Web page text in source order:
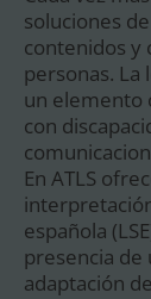
soluciones
contenidos y
personas. La
un elemento
con
En ATLS
española
presencia
adaptación